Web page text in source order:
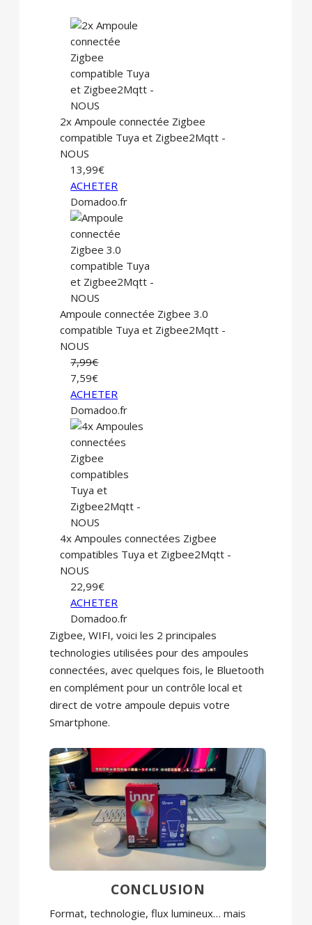
2x Ampoule connectée Zigbee
compatible Tuya et Zigbee2Mqtt -
NOUS
13,99€
ACHETER
Domadoo.fr
Ampoule connectée Zigbee 3.0
compatible Tuya et Zigbee2Mqtt -
NOUS
7,99€
7,59€
ACHETER
Domadoo.fr
4x Ampoules connectées Zigbee
compatibles Tuya et Zigbee2Mqtt -
NOUS
22,99€
ACHETER
Domadoo.fr
Zigbee, WIFI, voici les 2 principales
technologies utilisées pour des ampoules
connectées, avec quelques fois, le Bluetooth
en complément pour un contrôle local et
direct de votre ampoule depuis votre
Smartphone.
CONCLUSION
Format, technologie, flux lumineux… mais